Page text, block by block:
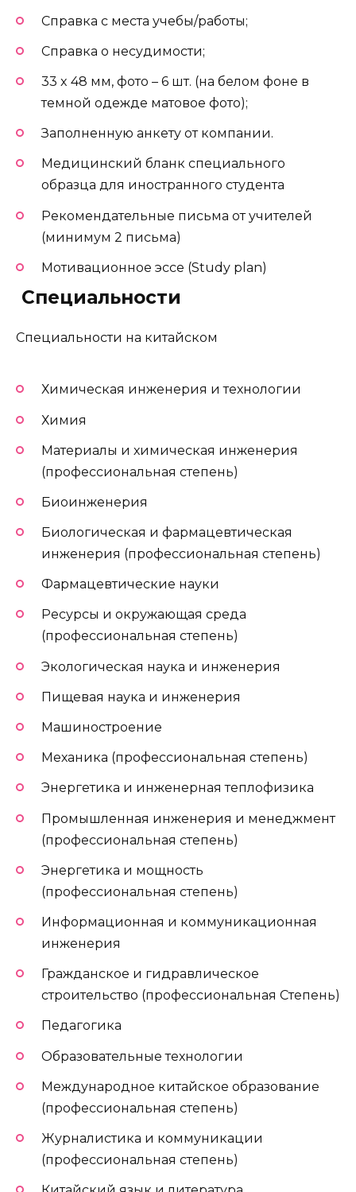
Справка с места учебы/работы;
Справка о несудимости;
33 x 48 мм, фото – 6 шт. (на белом фоне в
темной одежде матовое фото);
Заполненную анкету от компании.
Медицинский бланк специального
образца для иностранного студента
Рекомендательные письма от учителей
(минимум 2 письма)
Мотивационное эссе (Study plan)
️ Специальности
Специальности на китайском
Химическая инженерия и технологии
Химия
Материалы и химическая инженерия
(профессиональная степень)
Биоинженерия
Биологическая и фармацевтическая
инженерия (профессиональная степень)
Фармацевтические науки
Ресурсы и окружающая среда
(профессиональная степень)
Экологическая наука и инженерия
Пищевая наука и инженерия
Машиностроение
Механика (профессиональная степень)
Энергетика и инженерная теплофизика
Промышленная инженерия и менеджмент
(профессиональная степень)
Энергетика и мощность
(профессиональная степень)
Информационная и коммуникационная
инженерия
Гражданское и гидравлическое
строительство (профессиональная Степень)
Педагогика
Образовательные технологии
Международное китайское образование
(профессиональная степень)
Журналистика и коммуникации
(профессиональная степень)